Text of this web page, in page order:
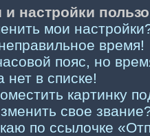
настройки
мои
время!
пояс, но
нет в списке!
картинку
свое
по ссылочке